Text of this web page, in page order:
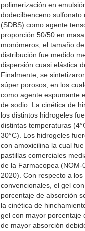
polimerización en
dodecilbenceno sulfonato
(SDBS) como agente
proporción 50/50 en
monómeros, el tamaño
distribución fue medido
dispersión cuasi elástica
Finalmente, se
súper porosos, en los
como agente espumante
de sodio. La cinética de
los distintos hidrogeles
distintas temperaturas
30°C). Los hidrogeles
con amoxicilina la cual
pastillas comerciales
de la Farmacopea (NOM-
2020). Con respecto a
convencionales, el gel
porcentaje de absorción
la cinética de
gel con mayor porcentaje
de mayor absorción